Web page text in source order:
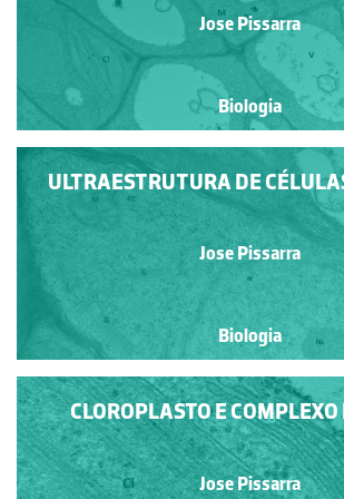
Jose Pissarra
Biologia
ULTRAESTRUTURA DE
Jose Pissarra
Biologia
CLOROPLASTO E COMPLEXO
Jose Pissarra